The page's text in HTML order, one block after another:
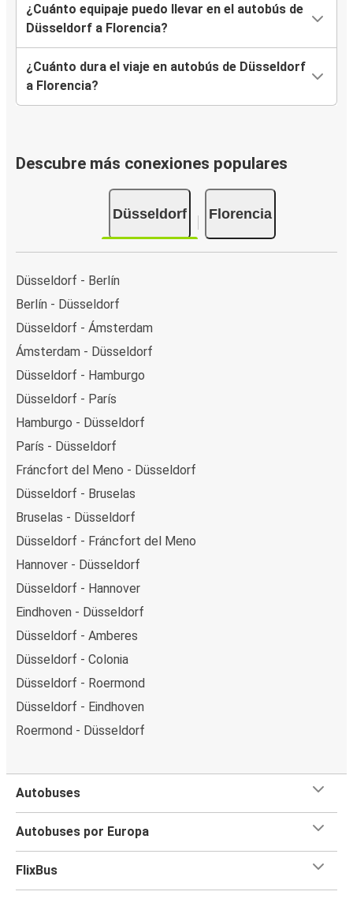
¿Cuánto equipaje puedo llevar en el autobús de
Düsseldorf a Florencia?
¿Cuánto dura el viaje en autobús de Düsseldorf
a Florencia?
Descubre más conexiones populares
Düsseldorf Florencia
Düsseldorf - Berlín
Berlín - Düsseldorf
Düsseldorf - Ámsterdam
Ámsterdam - Düsseldorf
Düsseldorf - Hamburgo
Düsseldorf - París
Hamburgo - Düsseldorf
París - Düsseldorf
Fráncfort del Meno - Düsseldorf
Düsseldorf - Bruselas
Bruselas - Düsseldorf
Düsseldorf - Fráncfort del Meno
Hannover - Düsseldorf
Düsseldorf - Hannover
Eindhoven - Düsseldorf
Düsseldorf - Amberes
Düsseldorf - Colonia
Düsseldorf - Roermond
Düsseldorf - Eindhoven
Roermond - Düsseldorf
Autobuses
Autobuses por Europa
FlixBus